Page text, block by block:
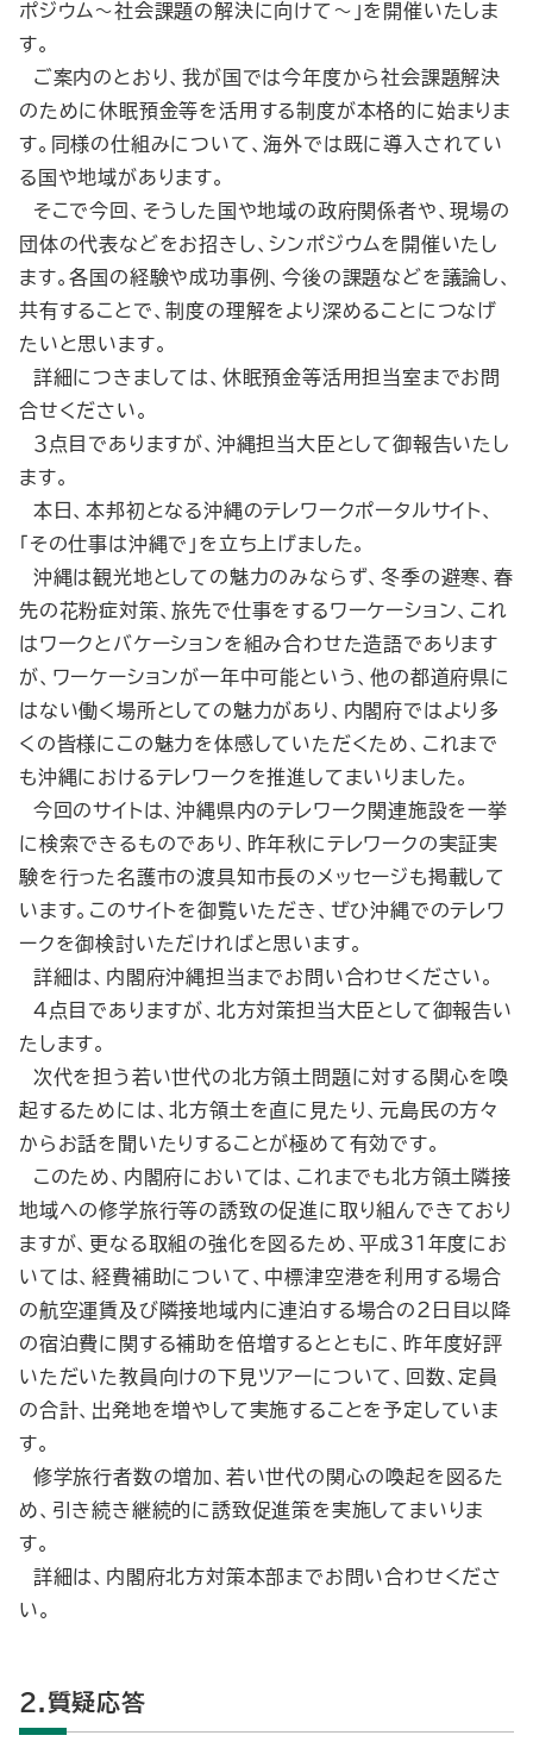
ポジウム～社会課題の解決に向けて～」を開催いたしま
す。
ご案内のとおり、我が国では今年度から社会課題解決
のために休眠預金等を活用する制度が本格的に始まりま
す。同様の仕組みについて、海外では既に導入されてい
る国や地域があります。
そこで今回、そうした国や地域の政府関係者や、現場の
団体の代表などをお招きし、シンポジウムを開催いたし
ます。各国の経験や成功事例、今後の課題などを議論し、
共有することで、制度の理解をより深めることにつなげ
たいと思います。
詳細につきましては、休眠預金等活用担当室までお問
合せください。
３点目でありますが、沖縄担当大臣として御報告いたし
ます。
本日、本邦初となる沖縄のテレワークポータルサイト、
「その仕事は沖縄で」を立ち上げました。
沖縄は観光地としての魅力のみならず、冬季の避寒、春
先の花粉症対策、旅先で仕事をするワーケーション、これ
はワークとバケーションを組み合わせた造語であります
が、ワーケーションが一年中可能という、他の都道府県に
はない働く場所としての魅力があり、内閣府ではより多
くの皆様にこの魅力を体感していただくため、これまで
も沖縄におけるテレワークを推進してまいりました。
今回のサイトは、沖縄県内のテレワーク関連施設を一挙
に検索できるものであり、昨年秋にテレワークの実証実
験を行った名護市の渡具知市長のメッセージも掲載して
います。このサイトを御覧いただき、ぜひ沖縄でのテレワ
ークを御検討いただければと思います。
詳細は、内閣府沖縄担当までお問い合わせください。
４点目でありますが、北方対策担当大臣として御報告い
たします。
次代を担う若い世代の北方領土問題に対する関心を喚
起するためには、北方領土を直に見たり、元島民の方々
からお話を聞いたりすることが極めて有効です。
このため、内閣府においては、これまでも北方領土隣接
地域への修学旅行等の誘致の促進に取り組んできており
ますが、更なる取組の強化を図るため、平成31年度にお
いては、経費補助について、中標津空港を利用する場合
の航空運賃及び隣接地域内に連泊する場合の２日目以降
の宿泊費に関する補助を倍増するとともに、昨年度好評
いただいた教員向けの下見ツアーについて、回数、定員
の合計、出発地を増やして実施することを予定していま
す。
修学旅行者数の増加、若い世代の関心の喚起を図るた
め、引き続き継続的に誘致促進策を実施してまいりま
す。
詳細は、内閣府北方対策本部までお問い合わせくださ
い。
2.質疑応答